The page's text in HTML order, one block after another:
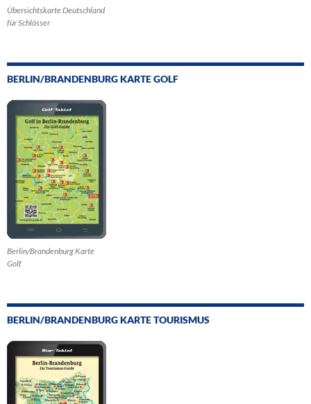
Übersichtskarte Deutschland
für Schlösser
BERLIN/BRANDENBURG KARTE GOLF
Berlin/Brandenburg Karte
Golf
BERLIN/BRANDENBURG KARTE TOURISMUS